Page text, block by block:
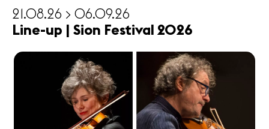
21.08.26 > 06.09.26
Line-up | Sion Festival 2026